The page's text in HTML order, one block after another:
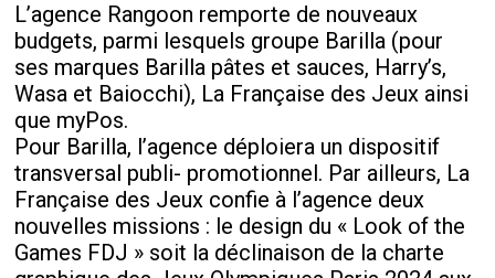
L’agence Rangoon remporte de nouveaux
budgets, parmi lesquels groupe Barilla (pour
ses marques Barilla pâtes et sauces, Harry’s,
Wasa et Baiocchi), La Française des Jeux ainsi
que myPos.
Pour Barilla, l’agence déploiera un dispositif
transversal publi- promotionnel. Par ailleurs, La
Française des Jeux confie à l’agence deux
nouvelles missions : le design du « Look of the
Games FDJ » soit la déclinaison de la charte